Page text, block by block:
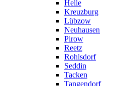
Helle
Kreuzburg
Lübzow
Neuhausen
Pirow
Reetz
Rohlsdorf
Seddin
Tacken
Tangendorf